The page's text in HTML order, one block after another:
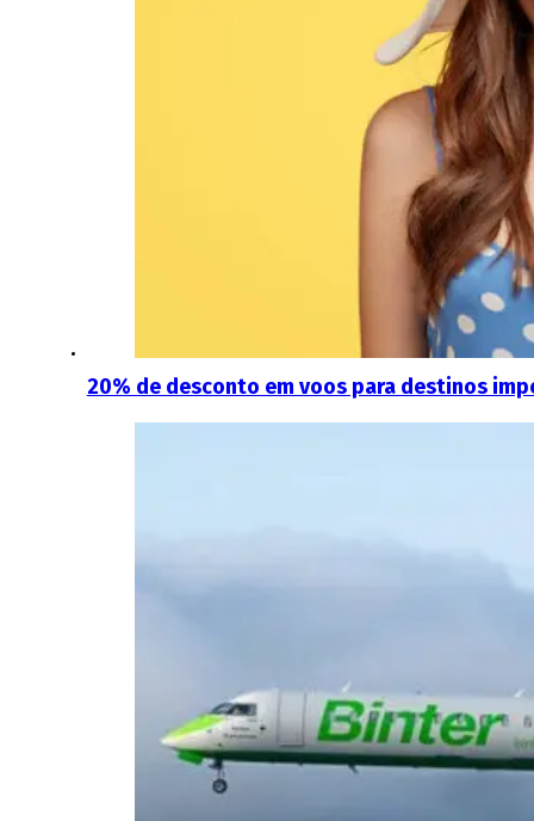
20% de desconto em voos para destinos